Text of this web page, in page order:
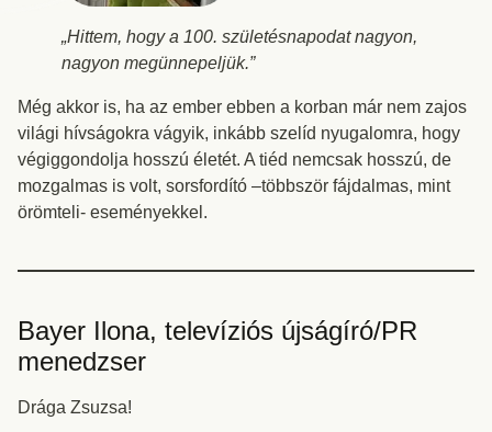
„Hittem, hogy a 100. születésnapodat nagyon,
nagyon megünnepeljük.”
Még akkor is, ha az ember ebben a korban már nem zajos
világi hívságokra vágyik, inkább szelíd nyugalomra, hogy
végiggondolja hosszú életét. A tiéd nemcsak hosszú, de
mozgalmas is volt, sorsfordító –többször fájdalmas, mint
örömteli- eseményekkel.
Bayer Ilona, televíziós újságíró/PR
menedzser
Drága Zsuzsa!